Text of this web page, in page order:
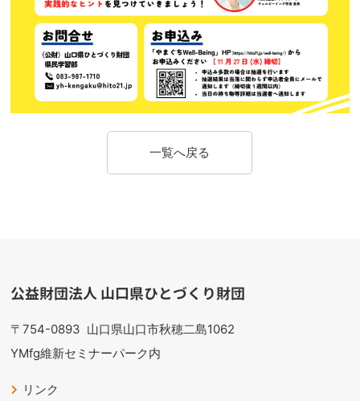
一覧へ戻る
公益財団法人 山口県ひとづくり財団
〒754-0893 山口県山口市秋穂二島1062
YMfg維新セミナーパーク内
リンク